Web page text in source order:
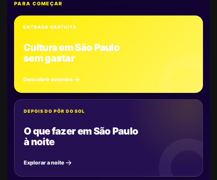
PARA COMEÇAR
ENTRADA GRATUITA
Cultura em São Paulo
sem gastar
Descobrir eventos
DEPOIS DO PÔR DO SOL
O que fazer em São Paulo
à noite
Explorar a noite